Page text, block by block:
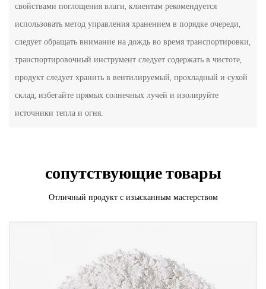
свойствами поглощения влаги, клиентам рекомендуется
использовать метод управления хранением в порядке очереди,
следует обращать внимание на дождь во время транспортировки,
транспортировочный инструмент следует содержать в чистоте,
продукт следует хранить в вентилируемый, прохладный и сухой
склад, избегайте прямых солнечных лучей и изолируйте
источники тепла и огня.
сопутствующие товары
Отличный продукт с изысканным мастерством